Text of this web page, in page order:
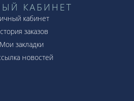
КАБИНЕТ
кабинет
заказов
Мои закладки
новостей